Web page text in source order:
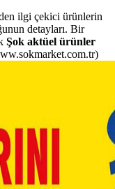
ilgi çekici ürünlerin
detayları. Bir
Şok aktüel ürünler